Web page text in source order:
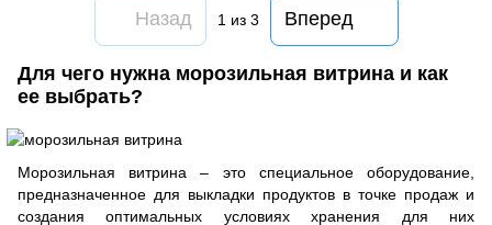
Назад 1 из 3 Вперед
Для чего нужна морозильная витрина и как
ее выбрать?
Морозильная витрина – это специальное оборудование,
предназначенное для выкладки продуктов в точке продаж и
создания оптимальных условиях хранения для них